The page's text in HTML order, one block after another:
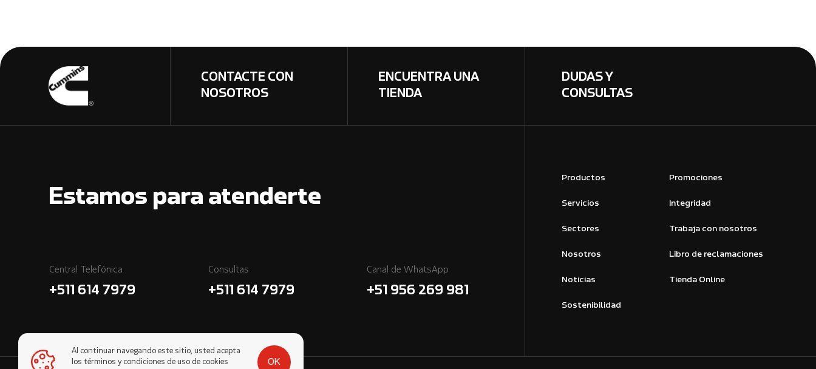
CONTACTE CON
NOSOTROS
ENCUENTRA UNA
TIENDA
DUDAS Y
CONSULTAS
Estamos para atenderte
Central Telefónica
+511 614 7979
Consultas
+511 614 7979
Canal de WhatsApp
+51 956 269 981
Productos
Servicios
Sectores
Nosotros
Noticias
Sostenibilidad
Promociones
Integridad
Trabaja con nosotros
Libro de reclamaciones
Tienda Online
Al continuar navegando este sitio, usted acepta
los términos y condiciones de uso de cookies
OK